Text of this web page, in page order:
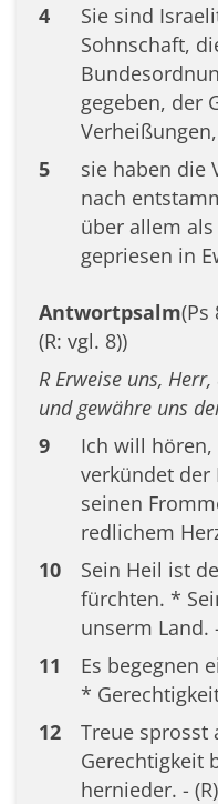
4
Sie sind
Sohnschaft,
gegeben, der
Verheißungen,
5
sie haben die
nach
über allem
gepriesen in
Antwortpsalm(Ps
(R: vgl. 8))
R Erweise uns,
und gewähre uns
9
Ich will hören,
verkündet der
seinen
redlichem
10
Sein Heil ist
fürchten. *
unserm Land.
11
Es begegnen
*
12
Treue sprosst
Gerechtigkeit
hernieder. - (R)